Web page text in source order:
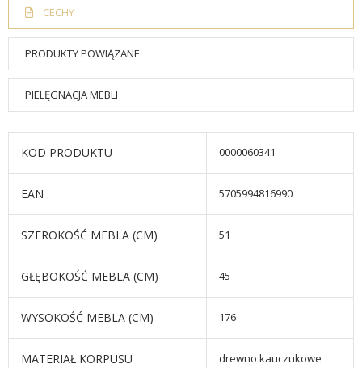
CECHY
PRODUKTY POWIĄZANE
PIELĘGNACJA MEBLI
KOD PRODUKTU 0000060341
EAN 5705994816990
SZEROKOŚĆ MEBLA (CM) 51
GŁĘBOKOŚĆ MEBLA (CM) 45
WYSOKOŚĆ MEBLA (CM) 176
MATERIAŁ KORPUSU drewno kauczukowe